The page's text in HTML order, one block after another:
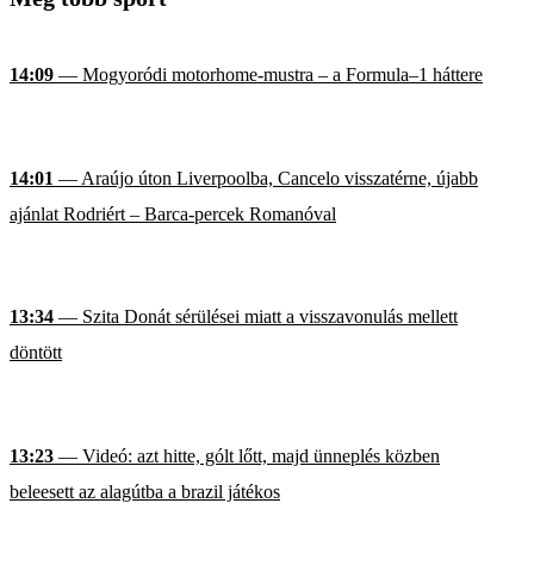
14:09 — Mogyoródi motorhome-mustra – a Formula–1 háttere
14:01 — Araújo úton Liverpoolba, Cancelo visszatérne, újabb
ajánlat Rodriért – Barca-percek Romanóval
13:34 — Szita Donát sérülései miatt a visszavonulás mellett
döntött
13:23 — Videó: azt hitte, gólt lőtt, majd ünneplés közben
beleesett az alagútba a brazil játékos